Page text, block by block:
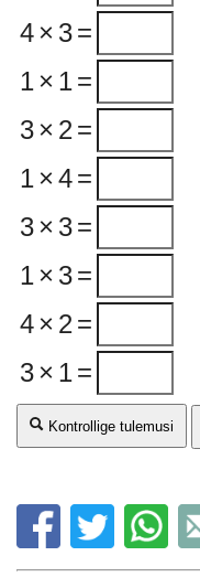
4× 3=
1× 1=
3× 2=
1×4=
3× 3=
1× 3=
4× 2=
3× 1=
Kontrollige tulemusi